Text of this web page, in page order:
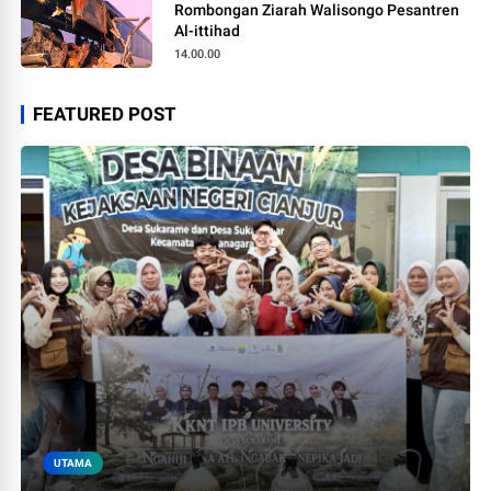
Rombongan Ziarah Walisongo Pesantren
Al-ittihad
14.00.00
FEATURED POST
UTAMA